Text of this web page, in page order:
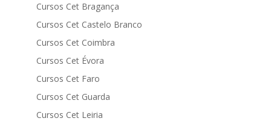
Cursos Cet Bragança
Cursos Cet Castelo Branco
Cursos Cet Coimbra
Cursos Cet Évora
Cursos Cet Faro
Cursos Cet Guarda
Cursos Cet Leiria